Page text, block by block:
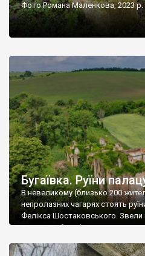
Фото Романа Маленкова, 2023 р.
Бугаївка. Руїни
В невеликому (близько 200
непролазних чагарях стоять
Фелікса Шостаковського. Звели
радянський період у ньому
століття тут розмістили